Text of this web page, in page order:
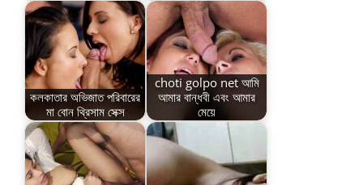
কলকাতার অভিজাত পরিবারের
মা বোন থ্রিসাম সেক্স
choti golpo net আমি
আমার বান্ধবী এবং আমার
মেয়ে